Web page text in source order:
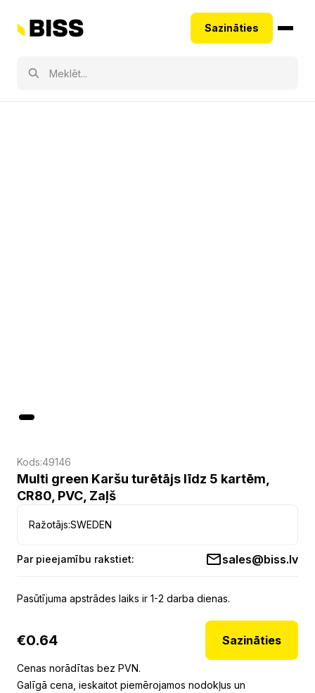
Sazināties
Kods:49146
Multi green Karšu turētājs līdz 5 kartēm,
CR80, PVC, Zaļš
Ražotājs:SWEDEN
Par pieejamību rakstiet: sales@biss.lv
Pasūtījuma apstrādes laiks ir 1-2 darba dienas.
€0.64 Sazināties
Cenas norādītas bez PVN.
Galīgā cena, ieskaitot piemērojamos nodokļus un